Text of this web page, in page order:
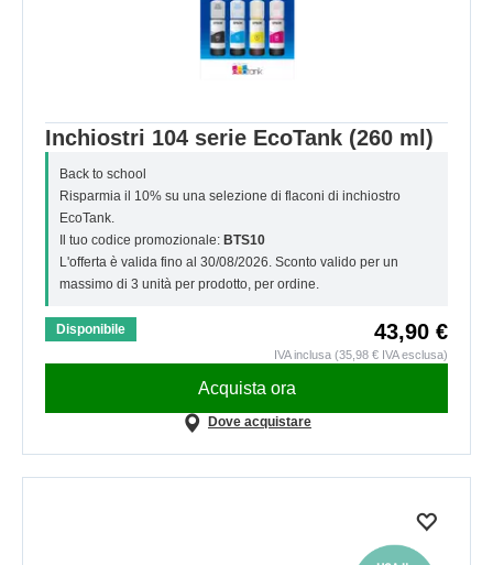
Inchiostri 104 serie EcoTank (260 ml)
Back to school
Risparmia il 10% su una selezione di flaconi di inchiostro
EcoTank.
Il tuo codice promozionale: BTS10
L'offerta è valida fino al 30/08/2026. Sconto valido per un
massimo di 3 unità per prodotto, per ordine.
Disponibile 43,90 €
IVA inclusa (35,98 € IVA esclusa)
Acquista ora
Dove acquistare